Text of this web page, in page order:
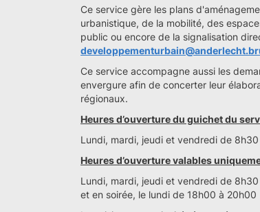
Ce service gère les plans
urbanistique, de la mobilité, des
public ou encore de la signalisation
Ce service accompagne aussi les
envergure afin de concerter leur
régionaux.
Heures d’ouverture du guichet du
Lundi, mardi, jeudi et vendredi de 8h30
Heures d’ouverture valables
Lundi, mardi, jeudi et vendredi de 8h30
et en soirée, le lundi de 18h00 à 20h00